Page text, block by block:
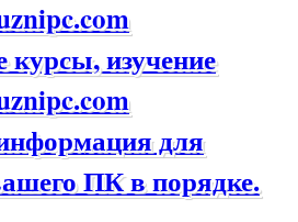
изучение
для
ПК в порядке.